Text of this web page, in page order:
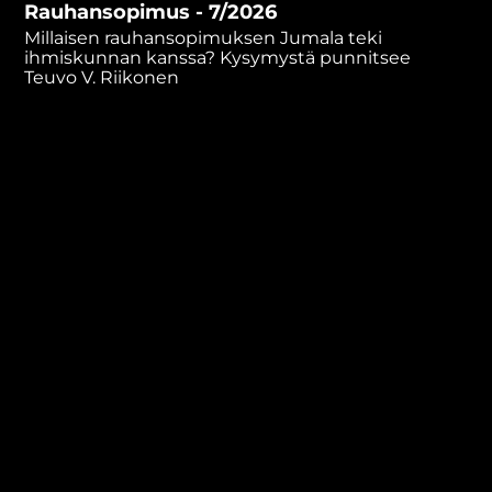
minutes,
22
seconds
Rauhansopimus - 7/2026
Millaisen rauhansopimuksen Jumala teki
ihmiskunnan kanssa? Kysymystä punnitsee
Teuvo V. Riikonen